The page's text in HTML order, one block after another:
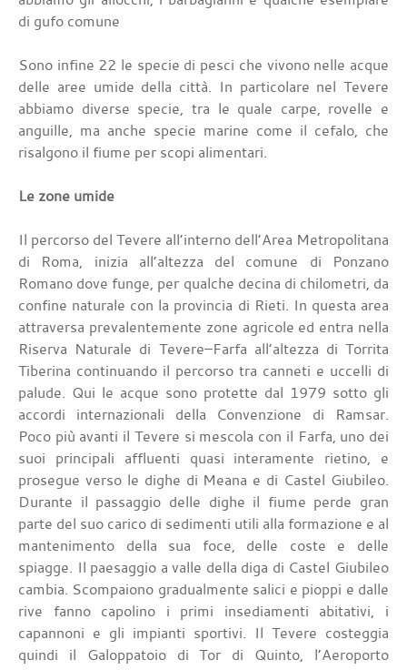
di gufo comune
Sono infine 22 le specie di pesci che vivono nelle acque
delle aree umide della città. In particolare nel Tevere
abbiamo diverse specie, tra le quale carpe, rovelle e
anguille, ma anche specie marine come il cefalo, che
risalgono il fiume per scopi alimentari.
Le zone umide
Il percorso del Tevere all’interno dell’Area Metropolitana
di Roma, inizia all’altezza del comune di Ponzano
Romano dove funge, per qualche decina di chilometri, da
confine naturale con la provincia di Rieti. In questa area
attraversa prevalentemente zone agricole ed entra nella
Riserva Naturale di Tevere–Farfa all’altezza di Torrita
Tiberina continuando il percorso tra canneti e uccelli di
palude. Qui le acque sono protette dal 1979 sotto gli
accordi internazionali della Convenzione di Ramsar.
Poco più avanti il Tevere si mescola con il Farfa, uno dei
suoi principali affluenti quasi interamente rietino, e
prosegue verso le dighe di Meana e di Castel Giubileo.
Durante il passaggio delle dighe il fiume perde gran
parte del suo carico di sedimenti utili alla formazione e al
mantenimento della sua foce, delle coste e delle
spiagge. Il paesaggio a valle della diga di Castel Giubileo
cambia. Scompaiono gradualmente salici e pioppi e dalle
rive fanno capolino i primi insediamenti abitativi, i
capannoni e gli impianti sportivi. Il Tevere costeggia
quindi il Galoppatoio di Tor di Quinto, l’Aeroporto